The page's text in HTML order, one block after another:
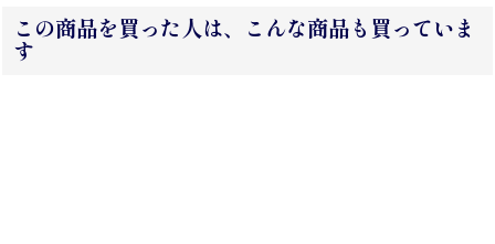
この商品を買った人は、こんな商品も買っていま
す